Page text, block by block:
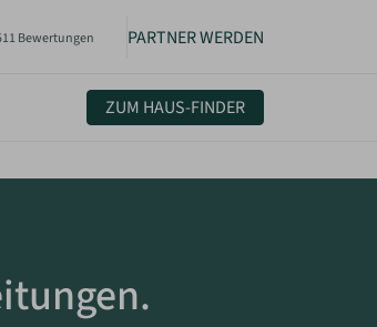
Bewertungen PARTNER WERDEN
ZUM HAUS-FINDER